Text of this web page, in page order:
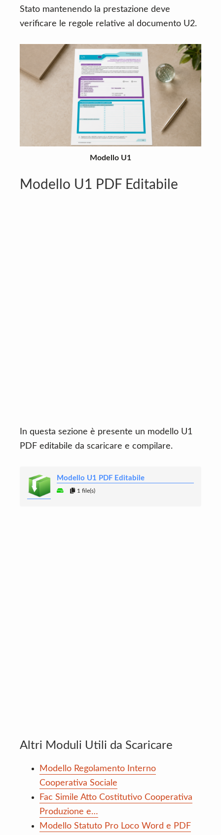
Stato mantenendo la prestazione deve
verificare le regole relative al documento U2.
Modello U1
Modello U1 PDF Editabile
In questa sezione è presente un modello U1
PDF editabile da scaricare e compilare.
Modello U1 PDF Editabile
1 file(s)
Altri Moduli Utili da Scaricare
Modello Regolamento Interno
Cooperativa Sociale
Fac Simile Atto Costitutivo Cooperativa
Produzione e…
Modello Statuto Pro Loco Word e PDF